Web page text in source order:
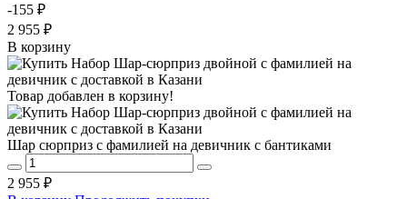
-155 ₽
2 955 ₽
В корзину
Товар добавлен в корзину!
Шар сюрприз с фамилией на девичник с бантиками
2 955 ₽